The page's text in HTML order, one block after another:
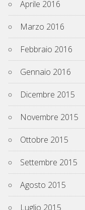
Aprile 2016
Marzo 2016
Febbraio 2016
Gennaio 2016
Dicembre 2015
Novembre 2015
Ottobre 2015
Settembre 2015
Agosto 2015
Luglio 2015